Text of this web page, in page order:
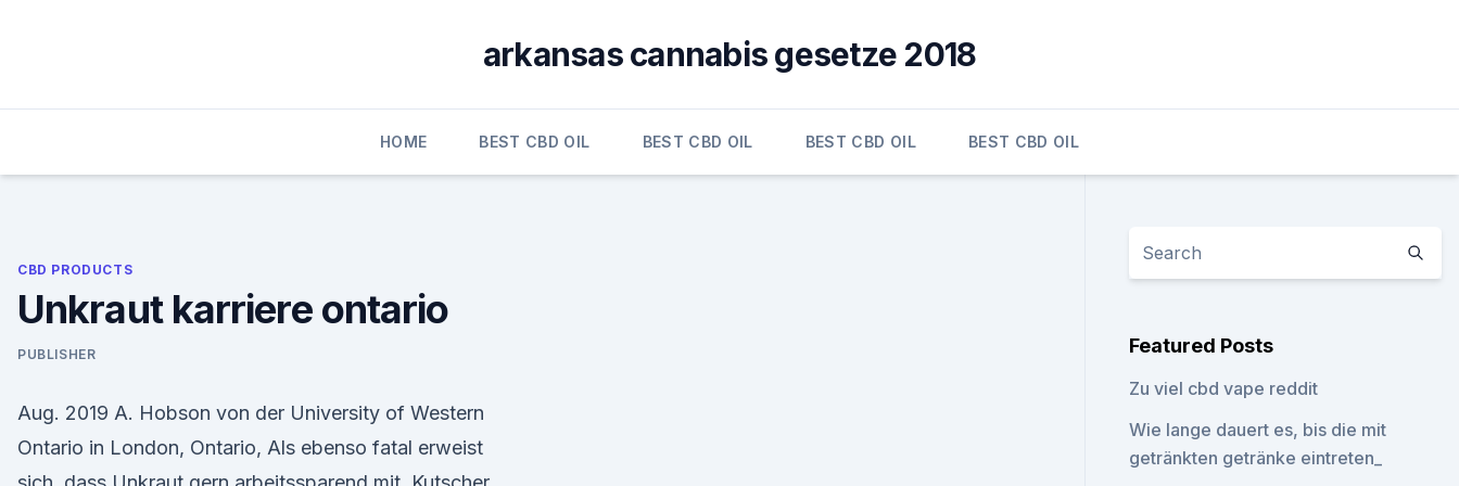
arkansas cannabis gesetze 2018
HOME BEST CBD OIL BEST CBD OIL BEST CBD OIL BEST CBD OIL
CBD PRODUCTS
Unkraut karriere ontario
PUBLISHER
Aug. 2019 A. Hobson von der University of Western
Ontario in London, Ontario, Als ebenso fatal erweist
Featured Posts
Zu viel cbd vape reddit
Wie lange dauert es, bis die mit
getränkten getränke eintreten_